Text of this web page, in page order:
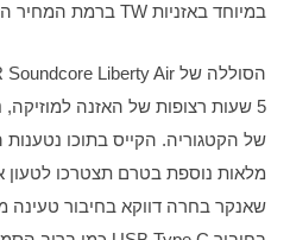
במיוחד באזניות TW ברמת המחיר הזאת.